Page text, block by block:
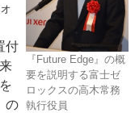
『Future Edge』の概
要を説明する富士ゼ
ロックスの高木常務
執行役員
付
の